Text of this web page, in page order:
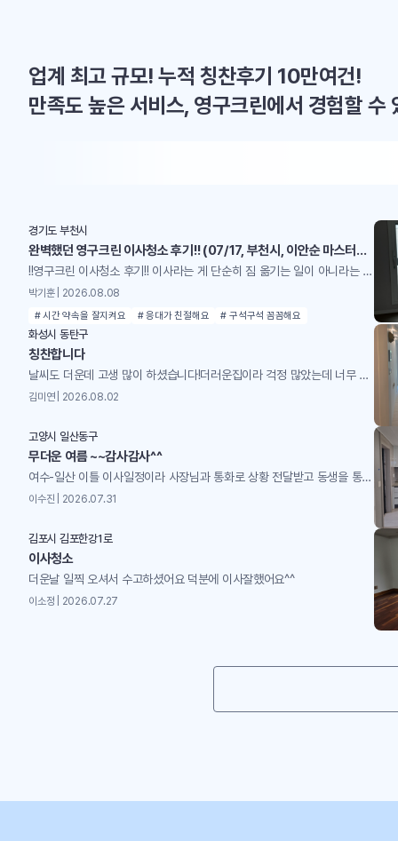
업계 최고 규모! 누적 칭찬후기 10만여건!
만족도 높은 서비스, 영구크린에서 경험할 수
경기도 부천시
완벽했던 영구크린 이사청소 후기!! (07/17, 부천시, 이안순 마스터님 팀)
!!영구크린 이사청소 후기!! 이사라는 게 단순히 짐 옮기는 일이 아니라는 걸 이번에 또 느꼈습니다. 짐 싸고, 옮기고, 정리하는 것도 힘든데… 사실 제일 큰 스트레스는 청소예요. 짐을 다 빼고 나면 집이 정말 전쟁터 같거든요. 바닥은 먼지랑 때가 덕지덕지, 주방은 기름때가 굳어 있고, 욕실은 물때랑 곰팡이가 눈에 띄고… 이걸 새 집처럼 만들어야 하니까 막막하죠. 그래서 이번엔 고민 없이 영구크린 이사청소를 맡겼습니다. 담당은 이안순 마스터님과 3인 팀이었는데, 결론부터 말하면 완벽 그 자체였어요. 이사라는 큰 과정을 훨씬 편하게 마무리할 수 있었고, 새 집 시작을 기분 좋게 할 수 있었어요. 청소 전부터 연락을 주셔서 방문 시간, 집 구조, 청소 범위, 예상 소요 시간까지 꼼꼼하게 설명해주셨어요. 작은 질문에도 친절하게 답해주셔서 처음부터 신뢰감이 생겼습니다. 솔직히 이런 디테일한 안내가 없으면 불안하잖아요? 근데 이분들은 처음부터 “아, 이건 그냥 청소가 아니라 프리미엄 서비스다”라는 확신을 주셨어요. 특히 좋았던 건 제가 놓칠 수 있는 부분까지 먼저 알려주신 거예요. 예를 들어 “냉장고 내부도 비워주시면 청소 가능합니다” 같은 안내. 이런 게 없으면 막상 청소 당일에 준비가 덜 돼서 당황할 수 있는데, 미리 알려주셔서 준비도 수월했어요. 당일에는 세 분이 함께 오셨는데, 이사 일정이 조금 지연됐는데도 웃으면서 맞아주셔서 기분이 좋았어요. 시작 전에 전체 진행 순서를 설명해주셔서 마음이 편했고, 각자 역할을 정확히 알고 움직이는 모습이 진짜 전문적이었어요. 예를 들어 한 분은 바닥, 한 분은 주방, 또 한 분은 욕실과 창문 이런 식으로 딱딱 나눠서 움직이는데, 서로 동선이 겹치지 않게 조율하는 게 인상적이었어요. 그냥 “각자 알아서” 하는 게 아니라 팀으로 움직이니까 속도도 빠르고 퀄리티도 높더라구요. 작업 중간중간 서로 농담도 하시면서 분위기를 밝게 유지해주셨는데, 그게 은근히 긴장 풀리게 해주더라구요. 이사라는 게 워낙 정신없는 과정인데, 그 와중에 웃으면서 일해주시는 모습이 진짜 감사했어요. 아래는 중간중간이나 시작 전 받은 사진들이에요.꼼꼼하게 환풍구까지 사진을 미리 찍어주시는 모습!!! 청소 과정은 진짜 디테일 끝판왕이었어요.바닥: 묵은 때랑 얼룩까지 싹 제거해서 광택 살아남. 그냥 걸어 다니는 게 기분 좋아질 정도.주방: 기름때, 찌든 때 다 사라지고 선반/서랍까지 새집처럼. 냉장고 내부까지 비워내고 청소해주셔서 위생적으로도 안심.욕실: 곰팡이, 물때 제거 → 들어가자마자 상쾌. 욕실 특유의 꿉꿉한 냄새가 사라지고 새로 리모델링한 느낌.창틀, 창문, 몰딩: 작은 먼지 하나 안 남음. 햇빛 들어올 때 반짝거리는 게 다르더라구요. 특히 주방 청소가 감동이었는데, 기름때가 오래 쌓여서 솔직히 포기하고 있었거든요. 근데 다 닦아내고 나니까 주방이 완전 새로 태어난 느낌. 요리할 때 기분이 달라질 것 같아요. 저희 집에 고양이가 있어서 털이 걱정이었는데, 가구 옮기면서 묻어 있던 털까지 싹 정리해주셨어요. 반려동물 키우는 집은 털이 진짜 골칫거리인데, 그걸 생활 패턴까지 고려해서 청소해주시는 게 감동이었어요. 단순히 청소만 하는 게 아니라 “이 집은 반려동물이 있으니까 이런 부분까지 신경 써야겠다”라는 배려가 느껴졌습니다. 반려동물 키우는 분들은 특히 만족할 거예요. 청소 끝나고 피톤치드 살균 서비스까지 해주셨는데, 집 공기가 확 달라졌어요. 상쾌하고 위생적으로도 안심. 그냥 깨끗해진 집이 아니라, 건강까지 챙겨주는 느낌이었어요. 마지막에 고객이 만족하는지 확인까지 해주셔서 진짜 ‘끝까지 책임진다’는 느낌이었어요. 청소가 끝난 뒤 집을 둘러보는데, 진짜 새로 입주하는 기분이었어요. 이사라는 큰일을 마무리하면서 이렇게 상쾌하게 끝낼 수 있다는 게 얼마나 큰 행복인지… 그 순간만큼은 피로가 싹 풀렸습니다. 이사청소는 그냥 집 치우는 게 아니라 새로운 생활을 준비하는 과정이라는 걸 다시 느꼈습니다. 이번 경험은 ‘프리미엄 청소’라는 말이 괜히 붙은 게 아니라는 걸 제대로 체감했어요. 부천에서 이사청소 고민 중이라면 영구크린 이안순 마스터님 팀 강추! 다음 이사 때도 고민 없이 다시 맡길 예정입니다. 덕분에 이사라는 큰일을 훨씬 편하게 마무리했고, 새 집에서 기분 좋게 시작할 수 있었어요. 너무너무 칭찬합니다~~!! ♥♥♥
박기훈 | 2026.08.08
# 시간 약속을 잘지켜요 # 응대가 친절해요 # 구석구석 꼼꼼해요
화성시 동탄구
칭찬합니다
날씨도 더운데 고생 많이 하셨습니다!더러운집이라 걱정 많았는데 너무 깨끗해졌어요!
김미연 | 2026.08.02
고양시 일산동구
무더운 여름 ~~감사감사^^
여수-일산 이틀 이사일정이라 사장님과 통화로 상황 전달받고 동생을 통해 전후 상황을 전해 듣고틈틈이 사장님께서 사진과 동영상으로 실시간 보고해주셔서 ^^ 청소걱정 하지 않고 맘 편히 마무리하고 일산을 향해 가고 있는중 사장님 직원분들께 넘 고맙고 감사해서 글 올립니다 .한번더 이사 계획중이라 담번에도 사장님께 부탁드리고 싶습니다~~더운날 고생 많으셨고 감사합니다^^
이수진 | 2026.07.31
김포시 김포한강1로
이사청소
더운날 일찍 오셔서 수고하셨어요 덕분에 이사잘했어요^^
이소정 | 2026.07.27